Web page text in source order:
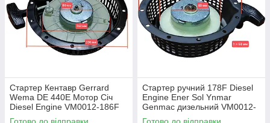
Стартер Кентавр Gerrard
Wema DЕ 440Е Мотор Січ
Diesel Engine VM0012-186F
Вейма ручний дизельний +
Стартер ручний 178F Diesel
Engine Ener Sol Ynmar
Genmac дизельний VM0012-
178F 245 + чашка